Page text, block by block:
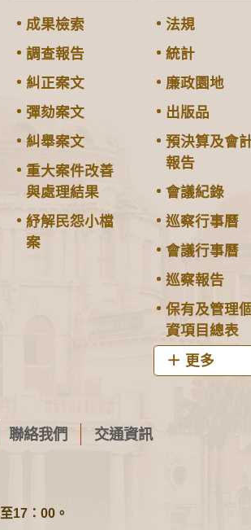
成果檢索
調查報告
糾正案文
彈劾案文
糾舉案文
重大案件改善
與處理結果
紓解民怨小檔
案
法規
統計
廉政園地
出版品
預決算及會
報告
會議紀錄
巡察行事曆
會議行事曆
巡察報告
保有及管理個
資項目總表
更多
聯絡我們 交通資訊
17：00。